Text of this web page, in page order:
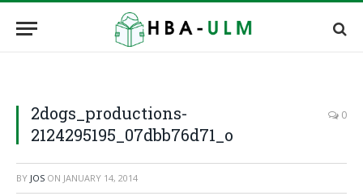
2dogs_productions-
2124295195_07dbb76d71_o
0
BY JOS ON JANUARY 14, 2014